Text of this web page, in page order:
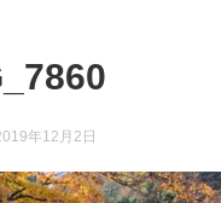
年12月2日